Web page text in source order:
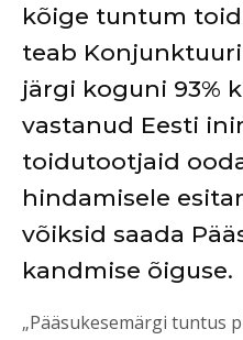
kõige tuntum
teab
järgi koguni 93%
vastanud Eesti
toidutootjaid
hindamisele
võiksid saada
kandmise õiguse.
„Pääsukesemärgi tuntus